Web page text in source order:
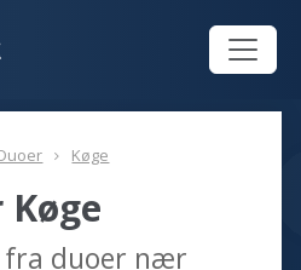
Køge
duoer nær